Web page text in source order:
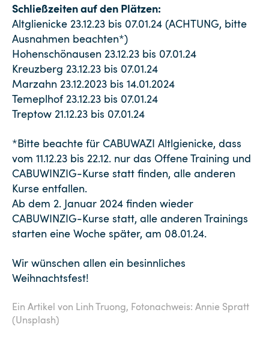
Schließzeiten auf den Plätzen:
Altglienicke 23.12.23 bis 07.01.24 (ACHTUNG, bitte
Ausnahmen beachten*)
Hohenschönausen 23.12.23 bis 07.01.24
Kreuzberg 23.12.23 bis 07.01.24
Marzahn 23.12.2023 bis 14.01.2024
Temeplhof 23.12.23 bis 07.01.24
Treptow 21.12.23 bis 07.01.24
*Bitte beachte für CABUWAZI Altlgienicke, dass
vom 11.12.23 bis 22.12. nur das Offene Training und
CABUWINZIG-Kurse statt finden, alle anderen
Kurse entfallen.
Ab dem 2. Januar 2024 finden wieder
CABUWINZIG-Kurse statt, alle anderen Trainings
starten eine Woche später, am 08.01.24.
Wir wünschen allen ein besinnliches
Weihnachtsfest!
Ein Artikel von Linh Truong, Fotonachweis: Annie Spratt
(Unsplash)